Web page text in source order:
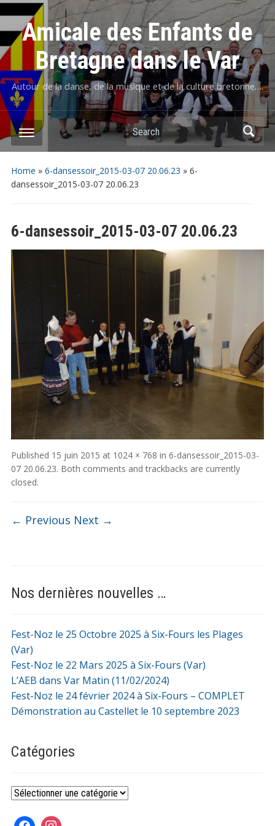
Amicale des Enfants de
Bretagne dans le Var
Autour de la danse, de la musique et de la culture bretonne….
Home » 6-dansessoir_2015-03-07 20.06.23 » 6-
dansessoir_2015-03-07 20.06.23
6-dansessoir_2015-03-07 20.06.23
Published 15 juin 2015 at 1024 × 768 in 6-dansessoir_2015-03-
07 20.06.23. Both comments and trackbacks are currently
closed.
← Previous Next →
Nos dernières nouvelles …
Fest-Noz le 25 Octobre 2025 à Six-Fours les Plages
(Var)
Fest-Noz le 22 Mars 2025 à Six-Fours (Var)
L’AEB dans Var Matin (11/02/2024)
Fest-Noz le 24 février 2024 à Six-Fours – COMPLET
Démonstration au Castellet le 10 septembre 2023
Catégories
Catégories